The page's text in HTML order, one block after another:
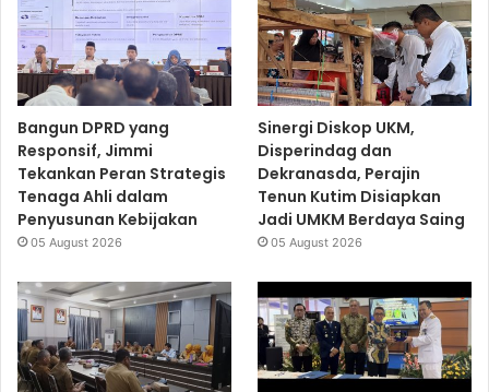
Bangun DPRD yang
Responsif, Jimmi
Tekankan Peran Strategis
Tenaga Ahli dalam
Penyusunan Kebijakan
05 August 2026
Sinergi Diskop UKM,
Disperindag dan
Dekranasda, Perajin
Tenun Kutim Disiapkan
Jadi UMKM Berdaya Saing
05 August 2026